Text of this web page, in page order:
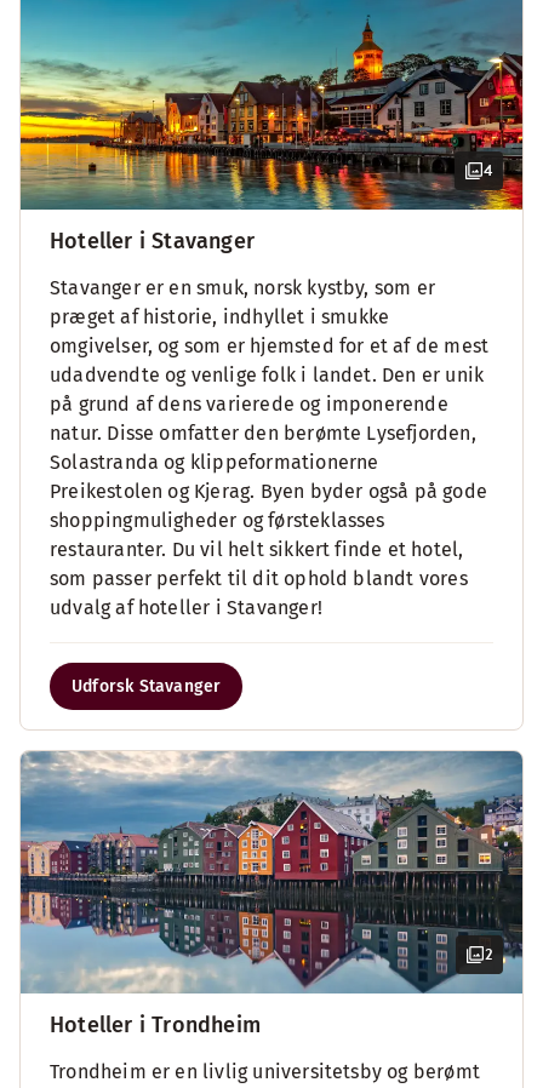
4
Hoteller i Stavanger
Stavanger er en smuk, norsk kystby, som er
præget af historie, indhyllet i smukke
omgivelser, og som er hjemsted for et af de mest
udadvendte og venlige folk i landet. Den er unik
på grund af dens varierede og imponerende
natur. Disse omfatter den berømte Lysefjorden,
Solastranda og klippeformationerne
Preikestolen og Kjerag. Byen byder også på gode
shoppingmuligheder og førsteklasses
restauranter. Du vil helt sikkert finde et hotel,
som passer perfekt til dit ophold blandt vores
udvalg af hoteller i Stavanger!
Udforsk Stavanger
2
Hoteller i Trondheim
Trondheim er en livlig universitetsby og berømt